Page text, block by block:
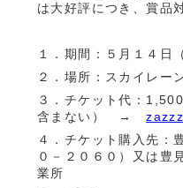
は大好評につき、賞品
１．期間：５月１４日
２．場所：スカイレー
３．チケット代：
含まない） →
４．チケット購入先：
０－２０６０）又は豊
業所